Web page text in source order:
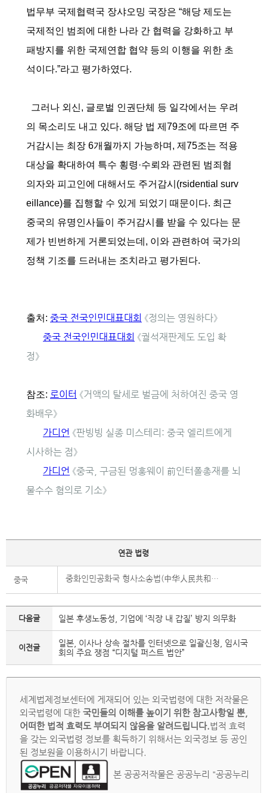
법무부 국제협력국 장샤오밍 국장은 “해당 제도는
국제적인 범죄에 대한 나라 간 협력을 강화하고 부
패방지를 위한 국제연합 협약 등의 이행을 위한 초
석이다.”라고 평가하였다.
그러나 외신, 글로벌 인권단체 등 일각에서는 우려
의 목소리도 내고 있다. 해당 법 제79조에 따르면 주
거감시는 최장 6개월까지 가능하며, 제75조는 적용
대상을 확대하여 특수 횡령·수뢰와 관련된 범죄혐
의자와 피고인에 대해서도 주거감시(rsidential surv
eillance)를 집행할 수 있게 되었기 때문이다. 최근
중국의 유명인사들이 주거감시를 받을 수 있다는 문
제가 빈번하게 거론되었는데, 이와 관련하여 국가의
정책 기조를 드러내는 조치라고 평가된다.
출처: 중국 전국인민대표대회 《정의는 영원하다》
중국 전국인민대표대회 《궐석재판제도 도입 확
정》
참조: 로이터 《거액의 탈세로 벌금에 처하여진 중국 영
화배우》
가디언 《판빙빙 실종 미스테리: 중국 엘리트에게
시사하는 점》
가디언 《중국, 구금된 멍훙웨이 前인터폴총재를 뇌
물수수 혐의로 기소》
연관 법령
중국 중화인민공화국 형사소송법(中华人民共和国刑事诉讼法)
다음글 일본 후생노동성, 기업에 ‘직장 내 갑질’ 방지 의무화
이전글
일본, 이사나 상속 절차를 인터넷으로 일괄신청, 임시국
회의 주요 쟁점 “디지털 퍼스트 법안”
세계법제정보센터에 게재되어 있는 외국법령에 대한 저작물은
외국법령에 대한 국민들의 이해를 높이기 위한 참고사항일 뿐,
어떠한 법적 효력도 부여되지 않음을 알려드립니다.법적 효력
을 갖는 외국법령 정보를 획득하기 위해서는 외국정보 등 공인
된 정보원을 이용하시기 바랍니다.
본 공공저작물은 공공누리 "공공누리